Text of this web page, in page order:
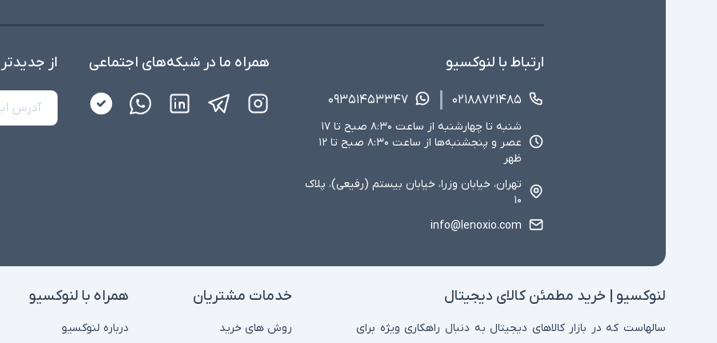
ارتباط با لنوکسیو
۰۲۱۸۸۷۲۱۴۸۵ ۰۹۳۵۱۴۵۳۳۴۷
شنبه تا چهارشنبه از ساعت ۸:۳۰ صبح تا ۱۷
عصر و پنجشنبه‌ها از ساعت ۸:۳۰ صبح تا ۱۲
ظهر
تهران، خیابان وزرا، خیابان بیستم (رفیعی)، پلاک
۱۰
info@lenoxio.com
همراه ما در شبکه‌های اجتماعی از
لنوکسیو | خرید مطمئن کالای دیجیتال
سالهاست که در بازار کالاهای دیجیتال به دنبال راهکاری ویژه برای
خدمات مشتریان
روش های خرید
همراه با لنوکسیو
درباره لنوکسیو